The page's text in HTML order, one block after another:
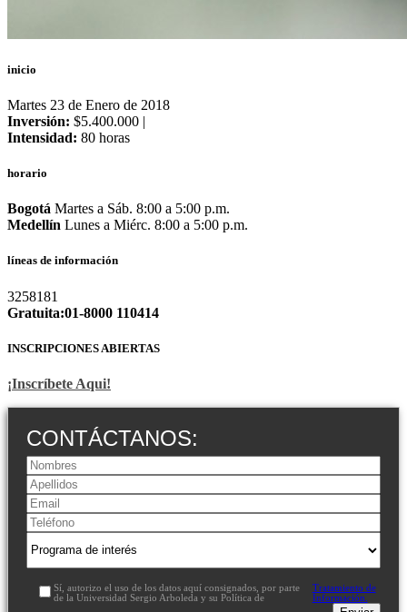
inicio
Martes 23 de Enero de 2018
Inversión: $5.400.000 |
Intensidad: 80 horas
horario
Bogotá Martes a Sáb. 8:00 a 5:00 p.m.
Medellín Lunes a Miérc. 8:00 a 5:00 p.m.
líneas de información
3258181
Gratuita:01-8000 110414
INSCRIPCIONES ABIERTAS
¡Inscríbete Aqui!
CONTÁCTANOS:
Sí, autorizo el uso de los datos aquí consignados, por parte
de la Universidad Sergio Arboleda y su Política de
Tratamiento de
Información.